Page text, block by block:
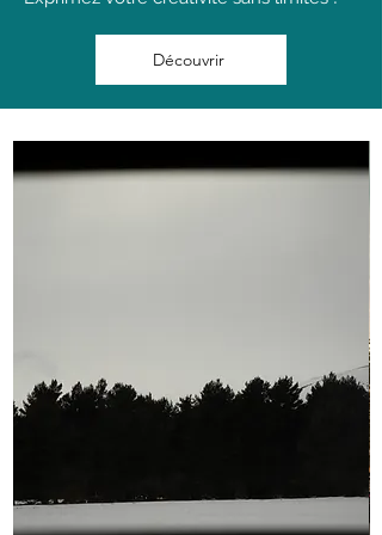
Découvrir